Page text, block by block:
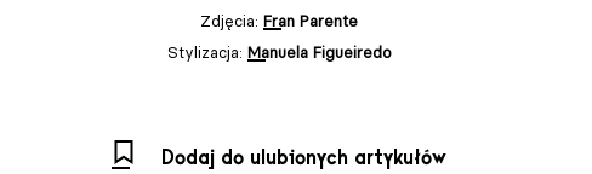
Zdjęcia: Fran Parente
Stylizacja: Manuela Figueiredo
Dodaj do ulubionych artykułów